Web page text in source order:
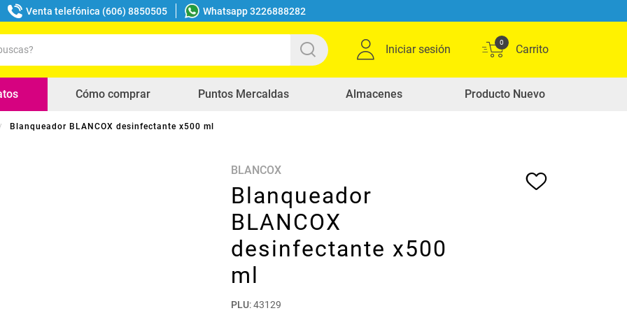
Venta telefónica (606) 8850505 Whatsapp 3226888282
Iniciar sesión
0
Cómo comprar Puntos Mercaldas Almacenes Producto Nuevo
Blanqueador BLANCOX desinfectante x500 ml
BLANCOX
Blanqueador
BLANCOX
desinfectante x500
ml
PLU:43129
buscados